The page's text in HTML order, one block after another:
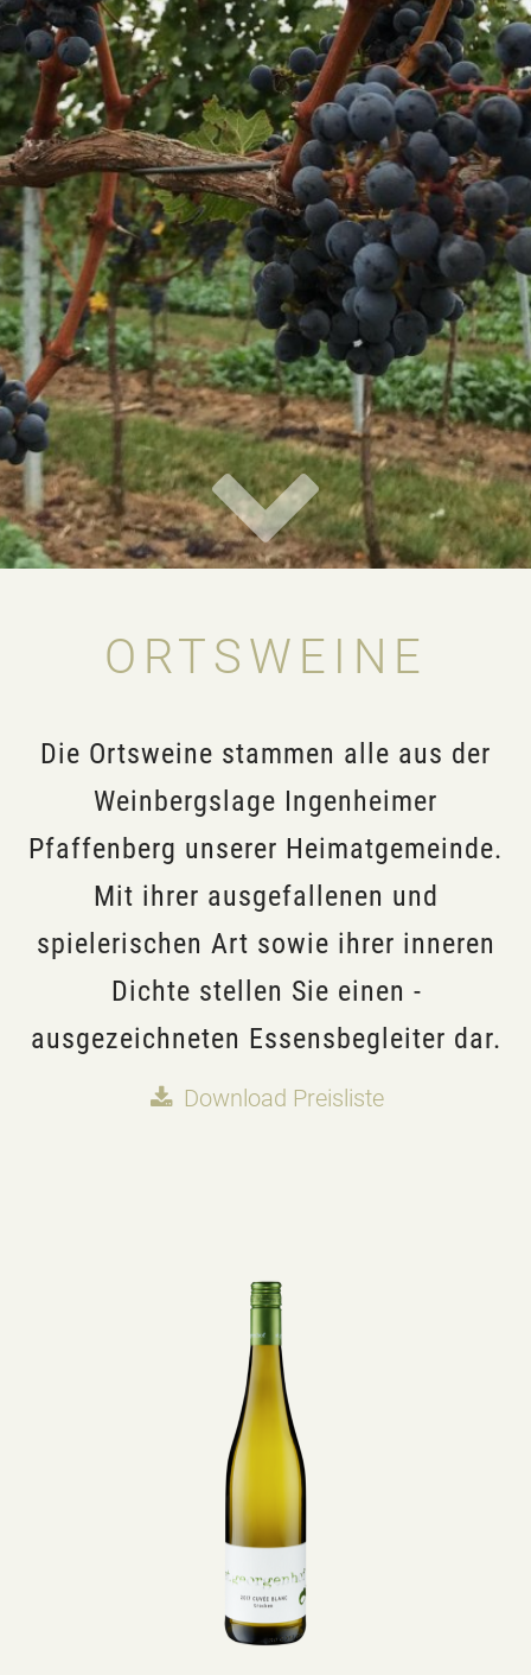
ORTSWEINE
Die Ortsweine stammen alle aus der
Weinbergslage Ingenheimer
Pfaffenberg unserer Heimat­gemeinde.
Mit ihrer ausgefallenen und
spielerischen Art sowie ihrer inneren
Dichte stellen Sie einen ­
ausgezeichneten Essensbegleiter dar.
Download Preisliste